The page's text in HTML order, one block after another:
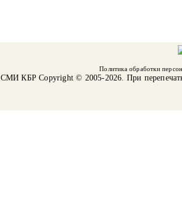
Политика обработки
СМИ КБРCopyright © 2005-2026. При